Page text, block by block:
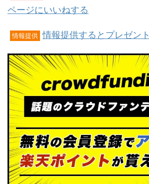
ページにいいねする
情報提供 情報提供するとプレゼント